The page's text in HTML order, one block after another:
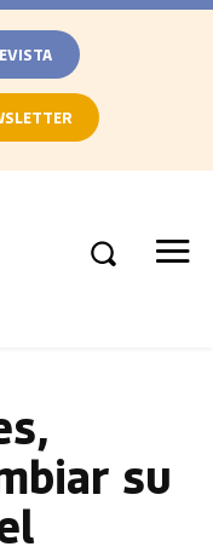
su